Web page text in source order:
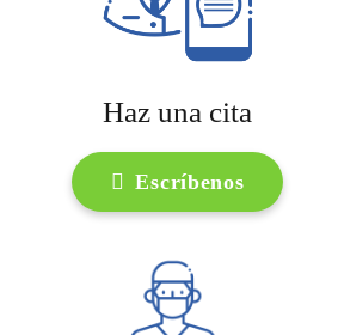
Haz una cita
Escríbenos